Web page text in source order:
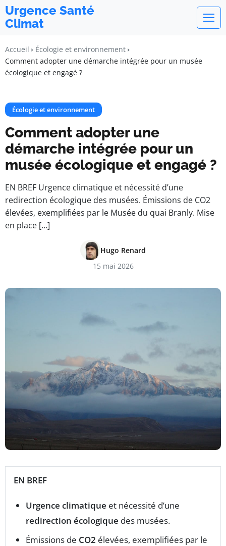
Urgence Santé
Climat
Accueil
Écologie et environnement
Comment adopter une démarche intégrée pour un musée
écologique et engagé ?
Écologie et environnement
Comment adopter une
démarche intégrée pour un
musée écologique et engagé ?
EN BREF Urgence climatique et nécessité d’une
redirection écologique des musées. Émissions de CO2
élevées, exemplifiées par le Musée du quai Branly. Mise
en place […]
Hugo Renard
15 mai 2026
EN BREF
Urgence climatique et nécessité d’une
redirection écologique des musées.
Émissions de CO2 élevées, exemplifiées par le